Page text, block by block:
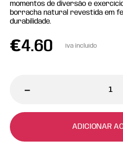
momentos de diversão e
borracha natural revestida em
durabilidade.
€4.60 Iva incluído
-
ADICIONAR